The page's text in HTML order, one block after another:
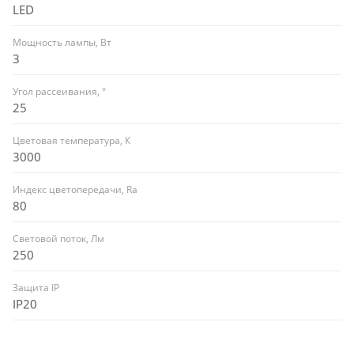
LED
Мощность лампы, Вт
3
Угол рассеивания, °
25
Цветовая температура, К
3000
Индекс цветопередачи, Ra
80
Световой поток, Лм
250
Защита IP
IP20